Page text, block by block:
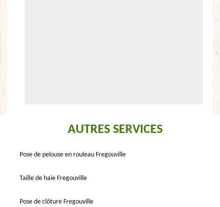
AUTRES SERVICES
Pose de pelouse en rouleau Fregouville
Taille de haie Fregouville
Pose de clôture Fregouville